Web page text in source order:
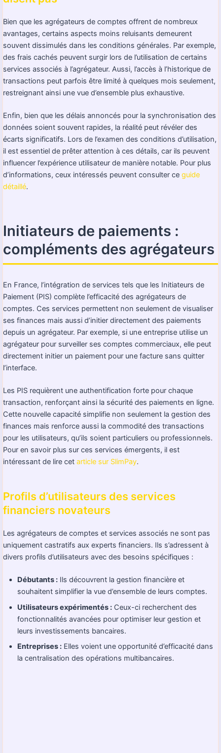
Bien que les agrégateurs de comptes offrent de nombreux
avantages, certains aspects moins reluisants demeurent
souvent dissimulés dans les conditions générales. Par exemple,
des frais cachés peuvent surgir lors de l’utilisation de certains
services associés à l’agrégateur. Aussi, l’accès à l’historique de
transactions peut parfois être limité à quelques mois seulement,
restreignant ainsi une vue d’ensemble plus exhaustive.
Enfin, bien que les délais annoncés pour la synchronisation des
données soient souvent rapides, la réalité peut révéler des
écarts significatifs. Lors de l’examen des conditions d’utilisation,
il est essentiel de prêter attention à ces détails, car ils peuvent
influencer l’expérience utilisateur de manière notable. Pour plus
d’informations, ceux intéressés peuvent consulter ce guide
détaillé.
Initiateurs de paiements :
compléments des agrégateurs
En France, l’intégration de services tels que les Initiateurs de
Paiement (PIS) complète l’efficacité des agrégateurs de
comptes. Ces services permettent non seulement de visualiser
ses finances mais aussi d’initier directement des paiements
depuis un agrégateur. Par exemple, si une entreprise utilise un
agrégateur pour surveiller ses comptes commerciaux, elle peut
directement initier un paiement pour une facture sans quitter
l’interface.
Les PIS requièrent une authentification forte pour chaque
transaction, renforçant ainsi la sécurité des paiements en ligne.
Cette nouvelle capacité simplifie non seulement la gestion des
finances mais renforce aussi la commodité des transactions
pour les utilisateurs, qu’ils soient particuliers ou professionnels.
Pour en savoir plus sur ces services émergents, il est
intéressant de lire cet article sur SlimPay.
Profils d’utilisateurs des services
financiers novateurs
Les agrégateurs de comptes et services associés ne sont pas
uniquement castratifs aux experts financiers. Ils s’adressent à
divers profils d’utilisateurs avec des besoins spécifiques :
Débutants : Ils découvrent la gestion financière et
souhaitent simplifier la vue d’ensemble de leurs comptes.
Utilisateurs expérimentés : Ceux-ci recherchent des
fonctionnalités avancées pour optimiser leur gestion et
leurs investissements bancaires.
Entreprises : Elles voient une opportunité d’efficacité dans
la centralisation des opérations multibancaires.